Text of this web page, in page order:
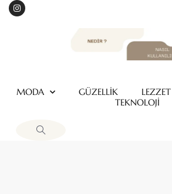
MODA GÜZELLİK LEZZET
TEKNOLOJİ